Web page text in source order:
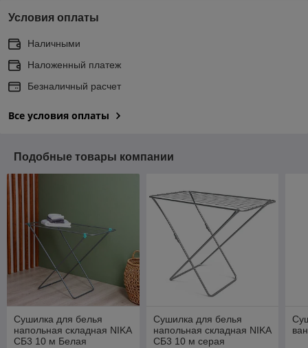
Условия оплаты
Наличными
Наложенный платеж
Безналичный расчет
Все условия оплаты
Подобные товары компании
Сушилка для белья
напольная складная NIKA
СБ3 10 м Белая
Сушилка для белья
напольная складная NIKA
СБ3 10 м серая